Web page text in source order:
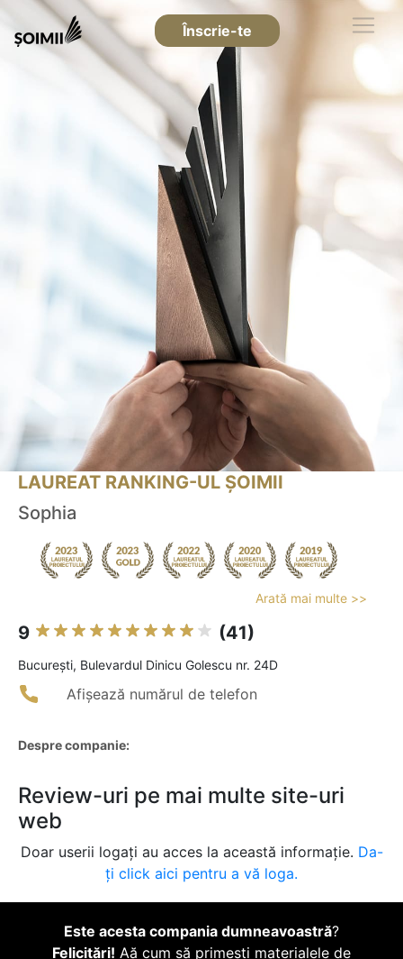
Înscrie-te
LAUREAT RANKING-UL ȘOIMII
Sophia
Arată mai multe >>
9 (41)
Bucureşti, Bulevardul Dinicu Golescu nr. 24D
Afișează numărul de telefon
Despre companie:
Review-uri pe mai multe site-uri
web
Doar userii logați au acces la această informație. Da-
ți click aici pentru a vă loga.
Este acesta compania dumneavoastră?
Felicitări! Aă cum să primești materialele de